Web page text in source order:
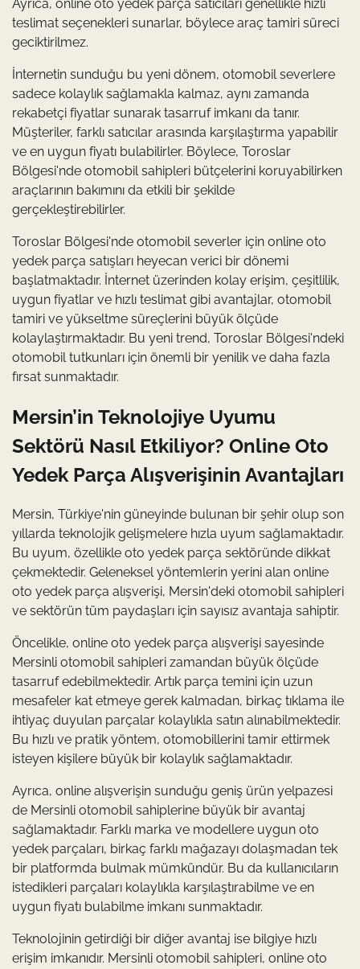
Ayrıca, online oto yedek parça satıcıları genellikle hızlı
teslimat seçenekleri sunarlar, böylece araç tamiri süreci
geciktirilmez.
İnternetin sunduğu bu yeni dönem, otomobil severlere
sadece kolaylık sağlamakla kalmaz, aynı zamanda
rekabetçi fiyatlar sunarak tasarruf imkanı da tanır.
Müşteriler, farklı satıcılar arasında karşılaştırma yapabilir
ve en uygun fiyatı bulabilirler. Böylece, Toroslar
Bölgesi'nde otomobil sahipleri bütçelerini koruyabilirken
araçlarının bakımını da etkili bir şekilde
gerçekleştirebilirler.
Toroslar Bölgesi'nde otomobil severler için online oto
yedek parça satışları heyecan verici bir dönemi
başlatmaktadır. İnternet üzerinden kolay erişim, çeşitlilik,
uygun fiyatlar ve hızlı teslimat gibi avantajlar, otomobil
tamiri ve yükseltme süreçlerini büyük ölçüde
kolaylaştırmaktadır. Bu yeni trend, Toroslar Bölgesi'ndeki
otomobil tutkunları için önemli bir yenilik ve daha fazla
fırsat sunmaktadır.
Mersin’in Teknolojiye Uyumu
Sektörü Nasıl Etkiliyor? Online Oto
Yedek Parça Alışverişinin Avantajları
Mersin, Türkiye'nin güneyinde bulunan bir şehir olup son
yıllarda teknolojik gelişmelere hızla uyum sağlamaktadır.
Bu uyum, özellikle oto yedek parça sektöründe dikkat
çekmektedir. Geleneksel yöntemlerin yerini alan online
oto yedek parça alışverişi, Mersin'deki otomobil sahipleri
ve sektörün tüm paydaşları için sayısız avantaja sahiptir.
Öncelikle, online oto yedek parça alışverişi sayesinde
Mersinli otomobil sahipleri zamandan büyük ölçüde
tasarruf edebilmektedir. Artık parça temini için uzun
mesafeler kat etmeye gerek kalmadan, birkaç tıklama ile
ihtiyaç duyulan parçalar kolaylıkla satın alınabilmektedir.
Bu hızlı ve pratik yöntem, otomobillerini tamir ettirmek
isteyen kişilere büyük bir kolaylık sağlamaktadır.
Ayrıca, online alışverişin sunduğu geniş ürün yelpazesi
de Mersinli otomobil sahiplerine büyük bir avantaj
sağlamaktadır. Farklı marka ve modellere uygun oto
yedek parçaları, birkaç farklı mağazayı dolaşmadan tek
bir platformda bulmak mümkündür. Bu da kullanıcıların
istedikleri parçaları kolaylıkla karşılaştırabilme ve en
uygun fiyatı bulabilme imkanı sunmaktadır.
Teknolojinin getirdiği bir diğer avantaj ise bilgiye hızlı
erişim imkanıdır. Mersinli otomobil sahipleri, online oto